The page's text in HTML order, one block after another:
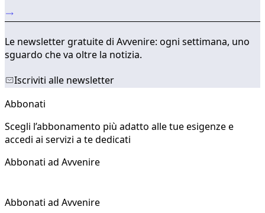
Le newsletter gratuite di Avvenire: ogni settimana, uno
sguardo che va oltre la notizia.
Iscriviti alle newsletter
Abbonati
Scegli l’abbonamento più adatto alle tue esigenze e
accedi ai servizi a te dedicati
Abbonati ad Avvenire
Abbonati ad Avvenire